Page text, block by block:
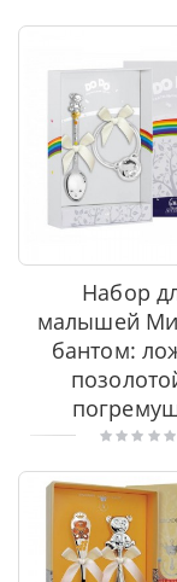
Набор
малышей
бантом: